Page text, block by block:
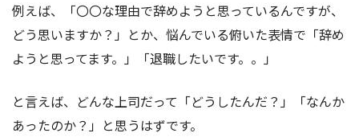
例えば、「〇〇な理由で辞めようと思っているんですが、
どう思いますか？」とか、悩んでいる俯いた表情で「辞め
ようと思ってます。」「退職したいです。。」
と言えば、どんな上司だって「どうしたんだ？」「なんか
あったのか？」と思うはずです。